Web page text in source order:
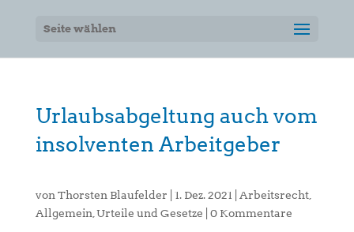
Seite wählen
Urlaubsabgeltung auch vom
insolventen Arbeitgeber
von Thorsten Blaufelder 1. Dez. 2021 Arbeitsrecht,
Allgemein Urteile und Gesetze 0 Kommentare